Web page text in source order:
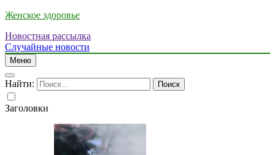
Женское здоровье
Новостная рассылка
Случайные новости
Меню
Найти:
Заголовки